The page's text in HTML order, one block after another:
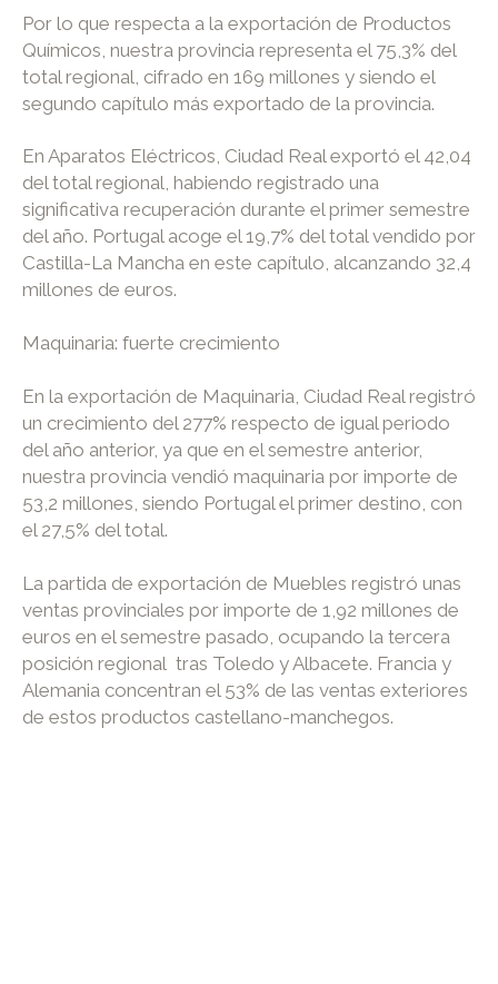
Por lo que respecta a la exportación de Productos
Químicos, nuestra provincia representa el 75,3% del
total regional, cifrado en 169 millones y siendo el
segundo capítulo más exportado de la provincia.
En Aparatos Eléctricos, Ciudad Real exportó el 42,04
del total regional, habiendo registrado una
significativa recuperación durante el primer semestre
del año. Portugal acoge el 19,7% del total vendido por
Castilla-La Mancha en este capítulo, alcanzando 32,4
millones de euros.
Maquinaria: fuerte crecimiento
En la exportación de Maquinaria, Ciudad Real registró
un crecimiento del 277% respecto de igual periodo
del año anterior, ya que en el semestre anterior,
nuestra provincia vendió maquinaria por importe de
53,2 millones, siendo Portugal el primer destino, con
el 27,5% del total.
La partida de exportación de Muebles registró unas
ventas provinciales por importe de 1,92 millones de
euros en el semestre pasado, ocupando la tercera
posición regional tras Toledo y Albacete. Francia y
Alemania concentran el 53% de las ventas exteriores
de estos productos castellano-manchegos.